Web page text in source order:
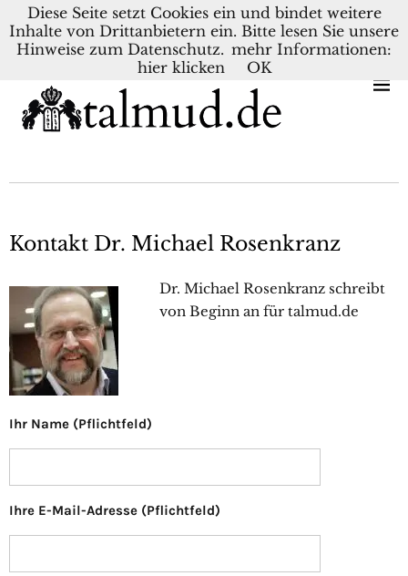
KONTAKT BLOG DEUTSCH NEDERLANDS
Kontakt Dr. Michael Rosenkranz
Dr. Michael Rosenkranz schreibt
von Beginn an für talmud.de
Ihr Name (Pflichtfeld)
Ihre E-Mail-Adresse (Pflichtfeld)
Diese Seite setzt Cookies ein und bindet weitere
Inhalte von Drittanbietern ein. Bitte lesen Sie unsere
Hinweise zum Datenschutz. mehr Informationen:
hier klicken
OK